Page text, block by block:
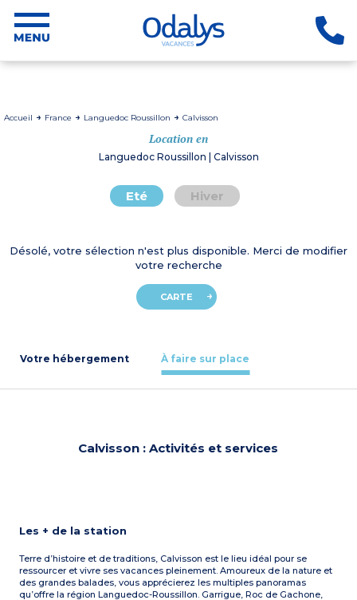
Accueil France Languedoc Roussillon Calvisson
Location en
Languedoc Roussillon | Calvisson
Eté Hiver
Désolé, votre sélection n'est plus disponible. Merci de modifier
votre recherche
CARTE
Votre hébergement À faire sur place
Calvisson : Activités et services
Les + de la station
Terre d’histoire et de traditions, Calvisson est le lieu idéal pour se
ressourcer et vivre ses vacances pleinement. Amoureux de la nature et
des grandes balades, vous apprécierez les multiples panoramas
qu’offre la région Languedoc-Roussillon. Garrigue, Roc de Gachone,